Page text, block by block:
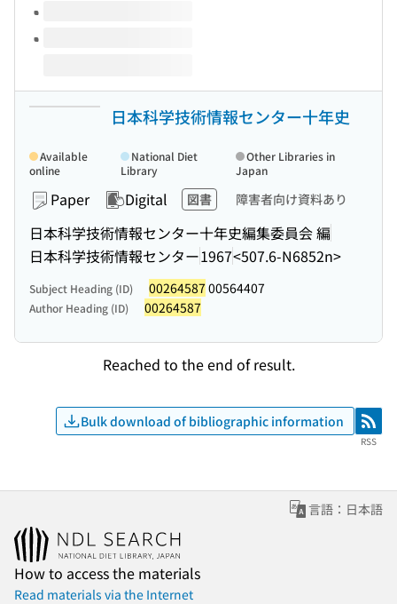
日本科学技術情報センター十年史
Paper Digital 図書 障害者向け資料あり
日本科学技術情報センター十年史編集委員会 編
日本科学技術情報センター1967<507.6-N6852n>
Available
online
National Diet
Library
Other Libraries in
Japan
Subject Heading (ID) 00264587 00564407
Author Heading (ID) 00264587
Reached to the end of result.
Bulk download of bibliographic information RSS
RSS
言語：日本語
How to access the materials
Read materials via the Internet